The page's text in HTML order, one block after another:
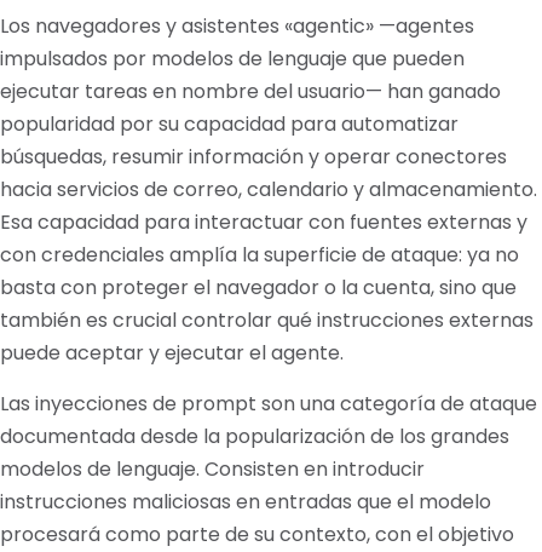
Los navegadores y asistentes «agentic» —agentes
impulsados por modelos de lenguaje que pueden
ejecutar tareas en nombre del usuario— han ganado
popularidad por su capacidad para automatizar
búsquedas, resumir información y operar conectores
hacia servicios de correo, calendario y almacenamiento.
Esa capacidad para interactuar con fuentes externas y
con credenciales amplía la superficie de ataque: ya no
basta con proteger el navegador o la cuenta, sino que
también es crucial controlar qué instrucciones externas
puede aceptar y ejecutar el agente.
Las inyecciones de prompt son una categoría de ataque
documentada desde la popularización de los grandes
modelos de lenguaje. Consisten en introducir
instrucciones maliciosas en entradas que el modelo
procesará como parte de su contexto, con el objetivo